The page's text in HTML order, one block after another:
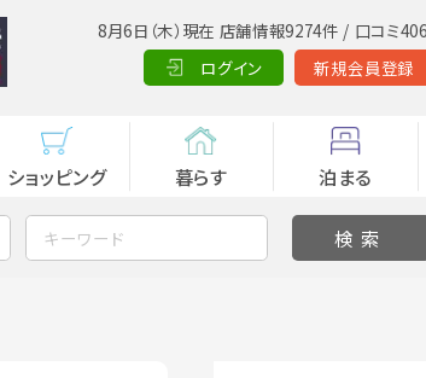
8月6日（木）現在 店舗情報9274件 / 口コミ
ログイン
新規会員登録
ショッピング 暮らす 泊まる